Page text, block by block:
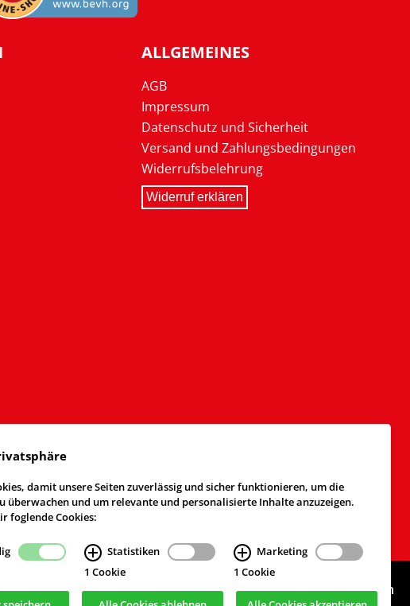
ALLGEMEINES
AGB
Impressum
Datenschutz und Sicherheit
Versand und Zahlungsbedingungen
Widerrufsbelehrung
Widerruf erklären
Webdesign & Realisierungcekom GmbH, Köln
damit unsere Seiten zuverlässig und sicher funktionieren, um die
überwachen und um relevante und personalisierte Inhalte anzuzeigen.
foglende Cookies:
Statistiken
1 Cookie
Marketing
1 Cookie